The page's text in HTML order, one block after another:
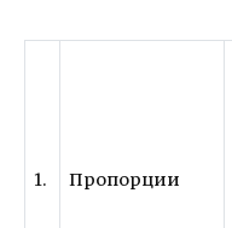
1. Пропорции